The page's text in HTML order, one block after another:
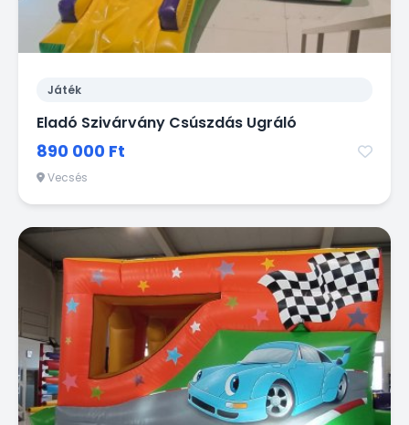
Játék
Eladó Szivárvány Csúszdás Ugráló
890 000 Ft
Vecsés